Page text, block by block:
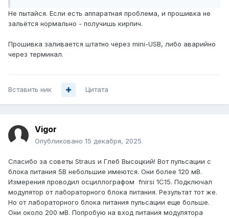
Не пытайся. Если есть аппаратная проблема, и прошивка не
зальётся нормально - получишь кирпич.
Прошивка заливается штатно через mini-USB, либо аварийно
через терминал.
Вставить ник Цитата
Vigor
Опубликовано 15 декабря, 2025
Спасибо за советы Straus и Глеб Высоцкий! Вот пульсации с
блока питания 5В небольшие имеются. Они более 120 мВ.
Измерения проводил осциллографом fnirsi 1C15. Подключал
модулятор от лабораторного блока питания. Результат тот же.
Но от лабораторного блока питания пульсации еще больше.
Они около 200 мВ. Попробую на вход питания модулятора